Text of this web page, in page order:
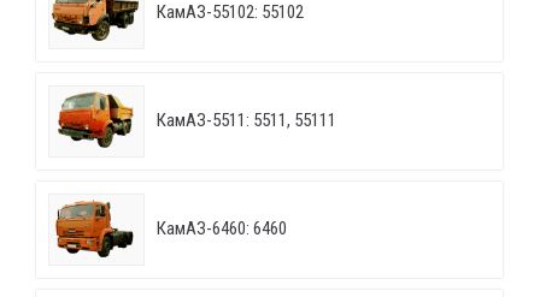
КамАЗ-55102: 55102
КамАЗ-5511: 5511, 55111
КамАЗ-6460: 6460